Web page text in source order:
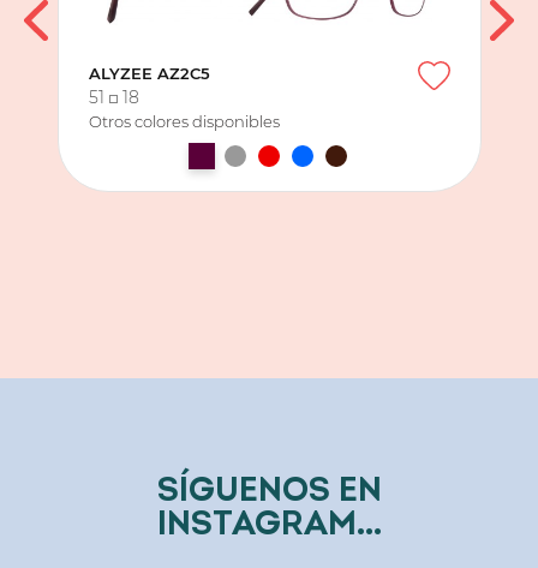
ALYZEE AZ2C5
51 18
Otros colores disponibles
SÍGUENOS EN
INSTAGRAM...